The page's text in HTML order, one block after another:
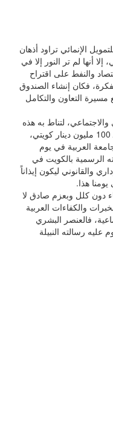
الإنمائي تراود أذهان
أنها لم تر النور إلا في
والنفط على اقتراح
فكان إنشاء الصندوق
مسيرة التعاون والتكامل
لتناط به هذه
المهمة السامية برأس مال مدفوع يقدر بـ 100 مليون دينار كويتي،
العربية في يوم
الرسمية بالكويت في
الإداري والقانوني ليكون إيذاناً
يومنا هذا.
دون كلل وبعزم صادق لا
والكفاءات العربية
فالعنصر البشري
عليه رسالته النبيلة